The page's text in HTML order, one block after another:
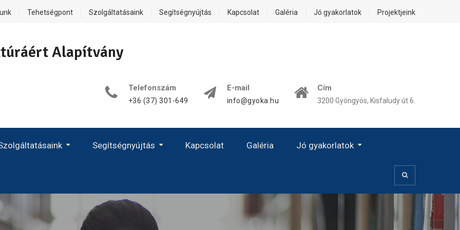
Tehetségpont Szolgáltatásaink Segítségnyújtás Kapcsolat Galéria Jó gyakorlatok Projektjeink
Alapítvány
Telefonszám
+36 (37) 301-649
E-mail
info@gyoka.hu
Cím
3200 Gyöngyös, Kisfaludy út 6.
Segítségnyújtás Kapcsolat Galéria Jó gyakorlatok